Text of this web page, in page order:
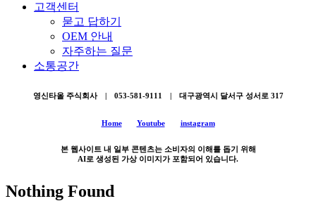
고객센터
묻고 답하기
OEM 안내
자주하는 질문
소통공간
영신타올 주식회사 | 053-581-9111 | 대구광역시 달서구 성서로 317
Home Youtube instagram
본 웹사이트 내 일부 콘텐츠는 소비자의 이해를 돕기 위해
AI로 생성된 가상 이미지가 포함되어 있습니다.
Nothing Found